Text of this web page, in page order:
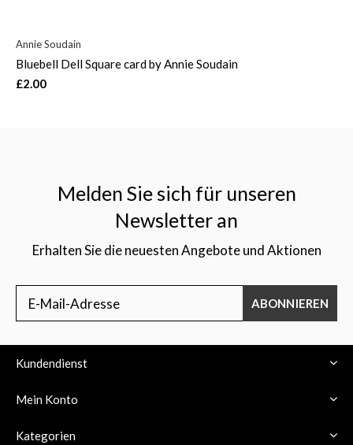
Annie Soudain
Bluebell Dell Square card by Annie Soudain
£2.00
Melden Sie sich für unseren
Newsletter an
Erhalten Sie die neuesten Angebote und Aktionen
ABONNIEREN
Kundendienst
Mein Konto
Kategorien